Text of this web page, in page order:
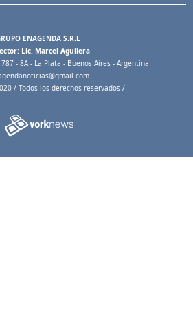
ENAGENDA S.R.L
Lic. Marcel Aguilera
- 8A - La Plata - Buenos Aires - Argentina
/ Todos los derechos reservados /